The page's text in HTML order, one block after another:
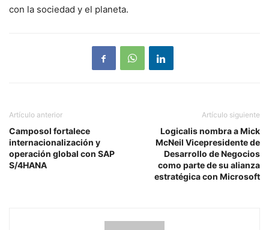
con la sociedad y el planeta.
Artículo anterior
Camposol fortalece
internacionalización y
operación global con SAP
S/4HANA
Artículo siguiente
Logicalis nombra a Mick
McNeil Vicepresidente de
Desarrollo de Negocios
como parte de su alianza
estratégica con Microsoft